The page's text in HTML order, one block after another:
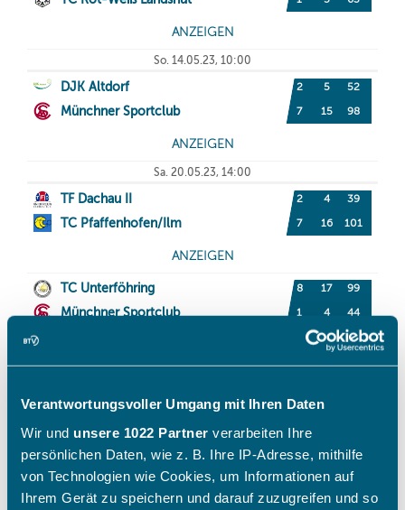
Verantwortungsvoller Umgang mit Ihren Daten
Wir und unsere 1022 Partner verarbeiten Ihre
persönlichen Daten, wie z. B. Ihre IP-Adresse, mithilfe
von Technologien wie Cookies, um Informationen auf
Ihrem Gerät zu speichern und darauf zuzugreifen und so